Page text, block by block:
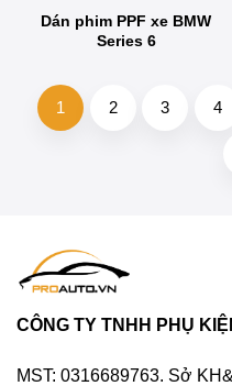
Dán phim PPF xe BMW
Series 6
1 2 3 4
CÔNG TY TNHH PHỤ
MST: 0316689763. Sở